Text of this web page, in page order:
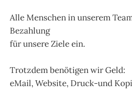
Alle Menschen in unserem
Bezahlung
für unsere Ziele ein.
Trotzdem benötigen wir Geld:
eMail, Website, Druck-und